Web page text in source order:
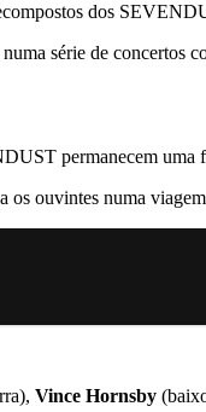
dos
série de concertos
permanecem uma
ouvintes numa
Vince Hornsby